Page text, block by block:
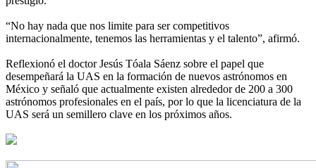
“No hay nada que nos limite para ser competitivos
internacionalmente, tenemos las herramientas y el talento”, afirmó.
Reflexionó el doctor Jesús Tóala Sáenz sobre el papel que
desempeñará la UAS en la formación de nuevos astrónomos en
México y señaló que actualmente existen alrededor de 200 a 300
astrónomos profesionales en el país, por lo que la licenciatura de la
UAS será un semillero clave en los próximos años.